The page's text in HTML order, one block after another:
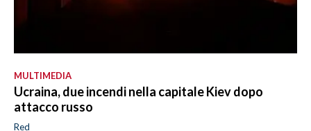
MULTIMEDIA
Ucraina, due incendi nella capitale Kiev dopo
attacco russo
Red